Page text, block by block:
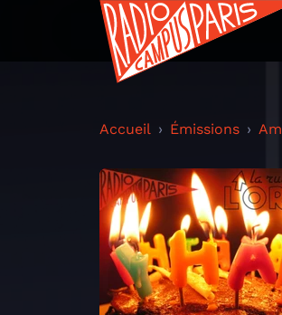
Campus FM (Toulouse) •
Accueil Émissions